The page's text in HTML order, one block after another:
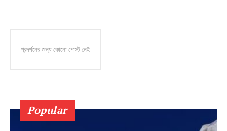
প্রদর্শনের জন্য কোনো পোস্ট নেই
Popular